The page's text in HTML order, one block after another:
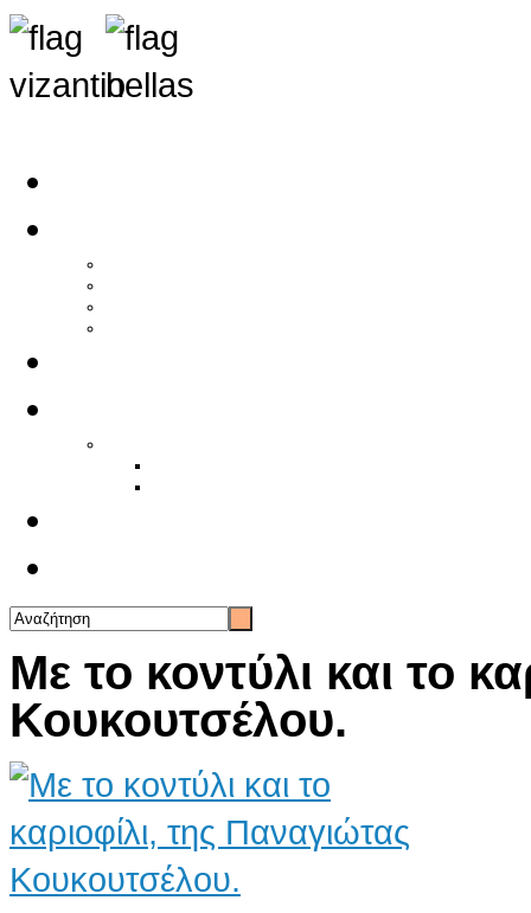
Με το κοντύλι και το
Κουκουτσέλου.